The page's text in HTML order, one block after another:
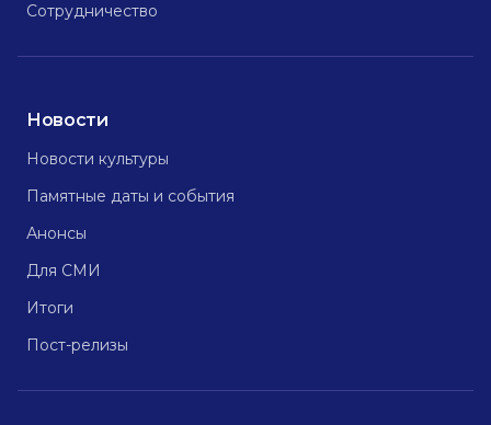
Сотрудничество
Новости
Новости культуры
Памятные даты и события
Анонсы
Для СМИ
Итоги
Пост-релизы